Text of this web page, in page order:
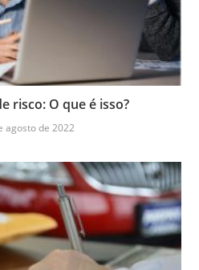
risco: O que é isso?
agosto de 2022